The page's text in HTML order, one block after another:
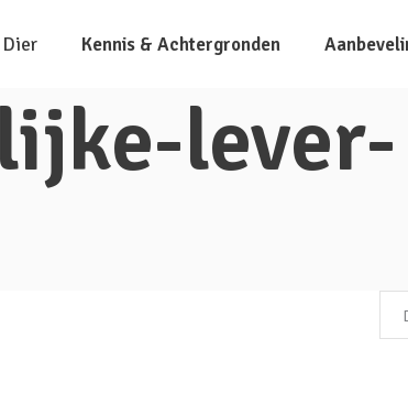
Dier Kennis & Achtergronden
lever-